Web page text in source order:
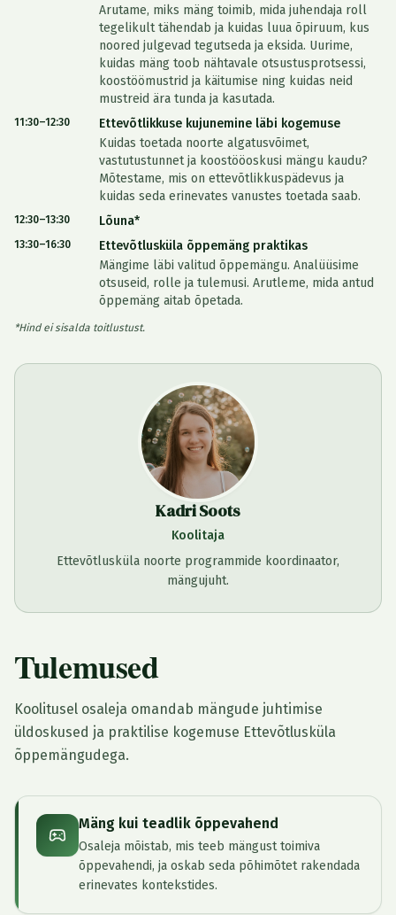
Arutame, miks mäng toimib, mida juhendaja roll
tegelikult tähendab ja kuidas luua õpiruum, kus
noored julgevad tegutseda ja eksida. Uurime,
kuidas mäng toob nähtavale otsustusprotsessi,
koostöömustrid ja käitumise ning kuidas neid
mustreid ära tunda ja kasutada.
11:30–12:30
Ettevõtlikkuse kujunemine läbi kogemuse
Kuidas toetada noorte algatusvõimet,
vastutustunnet ja koostööoskusi mängu kaudu?
Mõtestame, mis on ettevõtlikkuspädevus ja
kuidas seda erinevates vanustes toetada saab.
12:30–13:30 Lõuna*
13:30–16:30
Ettevõtlusküla õppemäng praktikas
Mängime läbi valitud õppemängu. Analüüsime
otsuseid, rolle ja tulemusi. Arutleme, mida antud
õppemäng aitab õpetada.
*Hind ei sisalda toitlustust.
Kadri Soots
Koolitaja
Ettevõtlusküla noorte programmide koordinaator,
mängujuht.
Tulemused
Koolitusel osaleja omandab mängude juhtimise
üldoskused ja praktilise kogemuse Ettevõtlusküla
õppemängudega.
Mäng kui teadlik õppevahend
Osaleja mõistab, mis teeb mängust toimiva
õppevahendi, ja oskab seda põhimõtet rakendada
erinevates kontekstides.